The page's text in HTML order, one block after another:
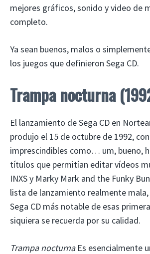
mejores gráficos, sonido y video de
completo.
Ya sean buenos, malos o
los juegos que definieron Sega CD.
Trampa nocturna
El lanzamiento de Sega CD en
produjo el 15 de octubre de 1992,
imprescindibles como… um, bueno,
títulos que permitían editar vídeos
INXS y Marky Mark and the Funky
lista de lanzamiento realmente
Sega CD más notable de esas
siquiera se recuerda por su calidad.
Trampa nocturnaEs esencialmente